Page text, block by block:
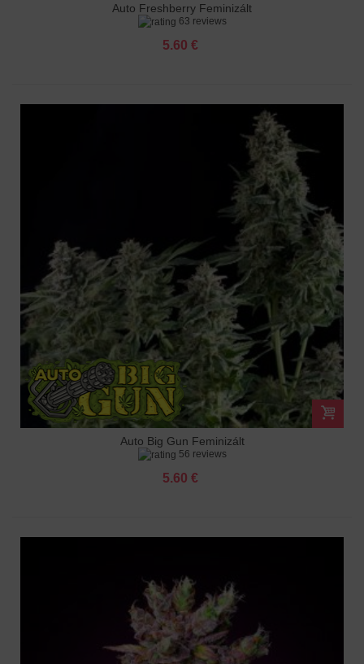
Auto Freshberry Feminizált
63 reviews
5.60 €
Auto Big Gun Feminizált
56 reviews
5.60 €